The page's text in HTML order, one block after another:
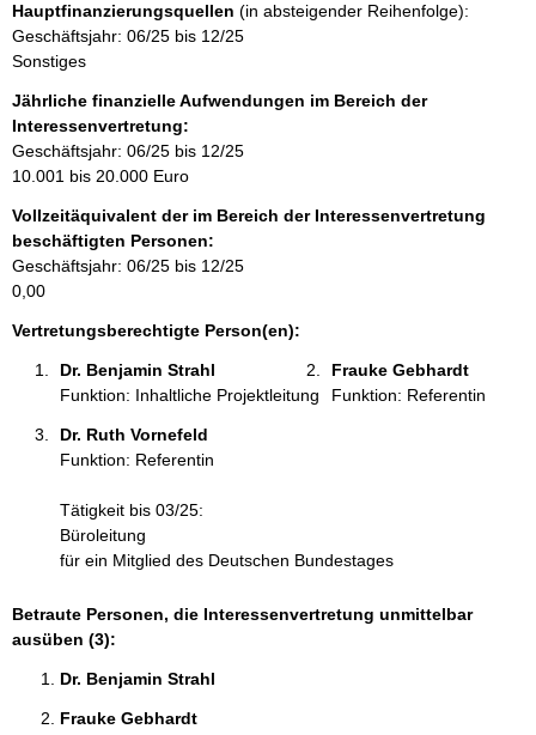
t
i
n
f
o
r
m
t
i
o
n
e
Hauptfinanzierungsquellen (in absteigender Reihenfolge):
Geschäftsjahr: 06/25 bis 12/25
Sonstiges
Jährliche finanzielle Aufwendungen im Bereich der
Interessenvertretung:
Geschäftsjahr: 06/25 bis 12/25
10.001 bis 20.000 Euro
Vollzeitäquivalent der im Bereich der Interessenvertretung
beschäftigten Personen:
Geschäftsjahr: 06/25 bis 12/25
0,00
Vertretungsberechtigte Person(en):
Dr. Benjamin Strahl
Funktion: Inhaltliche Projektleitung
Frauke Gebhardt
Funktion: Referentin
Dr. Ruth Vornefeld
Funktion: Referentin
Tätigkeit bis 03/25:
Büroleitung
für ein Mitglied des Deutschen Bundestages
Betraute Personen, die Interessenvertretung unmittelbar
ausüben (3):
Dr. Benjamin Strahl
Frauke Gebhardt